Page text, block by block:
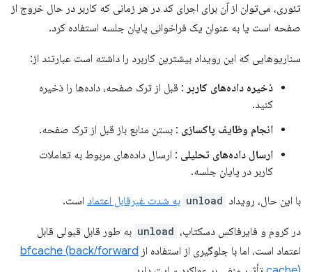
تئوری، می‌توان از آن برای اجرای کد در هر زمانی که کاربر در حال خروج از
صفحه است یا به عنوان یک فراخوانی پایان جلسه استفاده کرد.
سناریوهایی که این رویداد بیشترین کاربرد را داشته است عبارتند از:
ذخیره داده‌های کاربر : قبل از ترک صفحه، داده‌ها را ذخیره
کنید.
انجام وظایف پاکسازی : بستن منابع باز قبل از ترک صفحه.
ارسال داده‌های تحلیلی : ارسال داده‌های مربوط به تعاملات
کاربر در پایان جلسه.
با این حال، رویداد unload به شدت غیرقابل اعتماد است.
در کروم و فایرفاکس دسکتاپ، unload به طور قابل قبولی قابل
اعتماد است، اما با جلوگیری از استفاده از bfcache (back/forward